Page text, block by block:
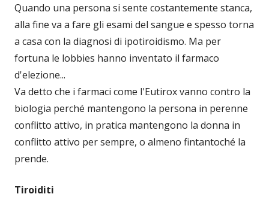
Quando una persona si sente costantemente stanca,
alla fine va a fare gli esami del sangue e spesso torna
a casa con la diagnosi di ipotiroidismo. Ma per
fortuna le lobbies hanno inventato il farmaco
d'elezione...
Va detto che i farmaci come l'Eutirox vanno contro la
biologia perché mantengono la persona in perenne
conflitto attivo, in pratica mantengono la donna in
conflitto attivo per sempre, o almeno fintantoché la
prende.
Tiroiditi